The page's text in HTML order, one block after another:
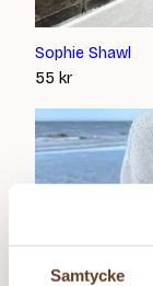
Samtycke
Sophie Shawl
55 kr